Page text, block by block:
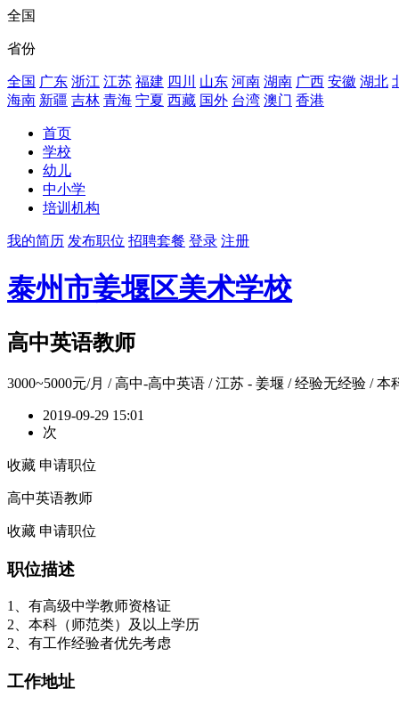
全国
省份
全国 广东 浙江 江苏 福建 四川 山东 河南 湖南 广西 安徽 湖北
海南 新疆 吉林 青海 宁夏 西藏 国外 台湾 澳门 香港
首页
学校
幼儿
中小学
培训机构
我的简历 发布职位 招聘套餐 登录 注册
泰州市姜堰区美术学校
高中英语教师
3000~5000元/月 / 高中-高中英语 / 江苏 - 姜堰 / 经验无经验 / 本
2019-09-29 15:01
次
收藏 申请职位
高中英语教师
收藏 申请职位
职位描述
1、有高级中学教师资格证
2、本科（师范类）及以上学历
2、有工作经验者优先考虑
工作地址